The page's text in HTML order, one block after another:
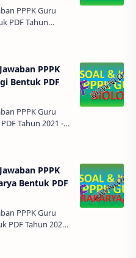
PPPK Guru
PDF Tahun
semua sekarang
sebentar lagi a…
PPPK
Bentuk PDF
PPPK Guru
Tahun 2021 -
sekarang sudah
lagi aka…
PPPK
Bentuk PDF
PPPK Guru
PDF Tahun 2021 -
sekarang sudah
lagi ak…